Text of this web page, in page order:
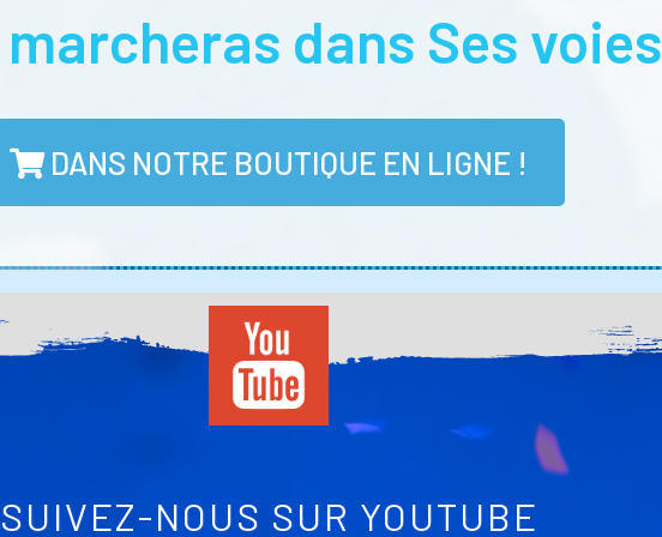
dans Ses voies
DANS NOTRE BOUTIQUE EN LIGNE !
SUIVEZ-NOUS SUR YOUTUBE